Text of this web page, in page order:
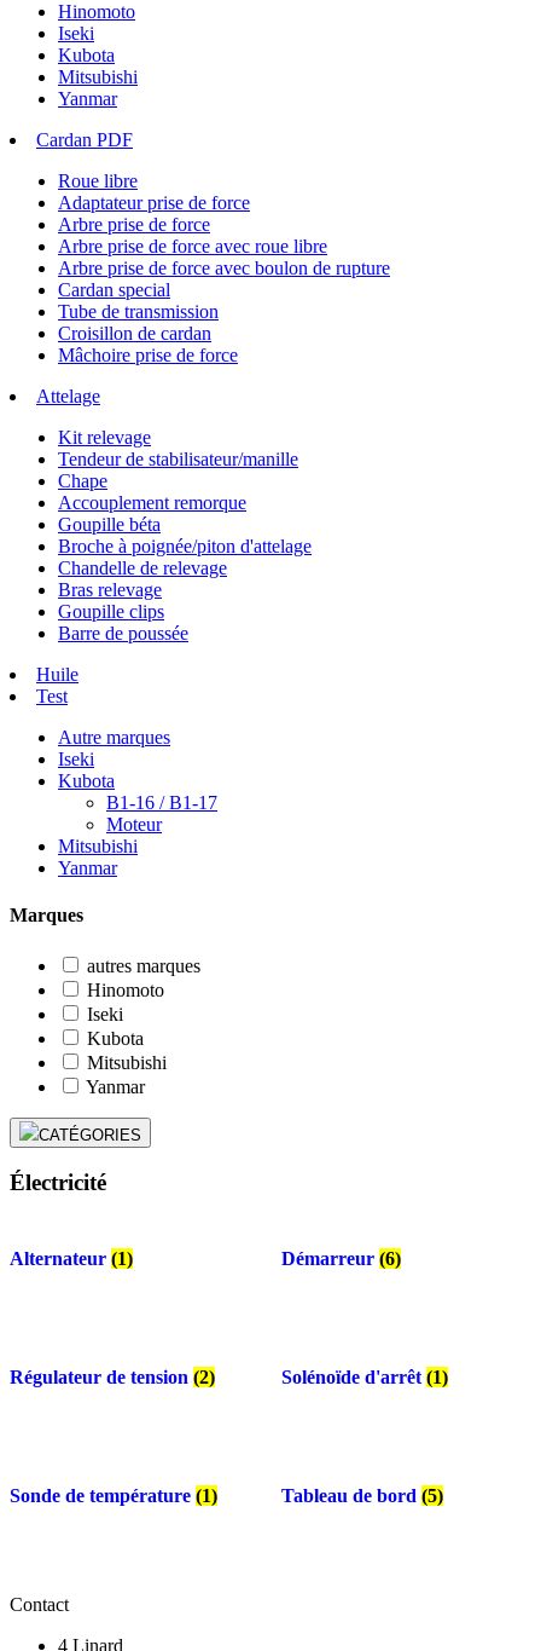
Hinomoto
Iseki
Kubota
Mitsubishi
Yanmar
Cardan PDF
Roue libre
Adaptateur prise de force
Arbre prise de force
Arbre prise de force avec roue libre
Arbre prise de force avec boulon de rupture
Cardan special
Tube de transmission
Croisillon de cardan
Mâchoire prise de force
Attelage
Kit relevage
Tendeur de stabilisateur/manille
Chape
Accouplement remorque
Goupille béta
Broche à poignée/piton d'attelage
Chandelle de relevage
Bras relevage
Goupille clips
Barre de poussée
Huile
Test
Autre marques
Iseki
Kubota
B1-16 / B1-17
Moteur
Mitsubishi
Yanmar
Marques
autres marques
Hinomoto
Iseki
Kubota
Mitsubishi
Yanmar
CATÉGORIES
Électricité
Alternateur (1) Démarreur (6)
Régulateur de tension (2) Solénoïde d'arrêt (1)
Sonde de température (1) Tableau de bord (5)
Contact
4 Linard